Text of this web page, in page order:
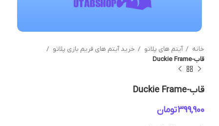
خانه آیتم های پلاتو
خرید آیتم های فریم بازی پلاتو
قاب-Duckie Frame
قاب-Duckie Frame
تومان